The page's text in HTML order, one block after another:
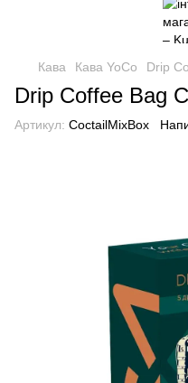
Кава Кава YoCo Drip
Drip Coffee Bag
Артикул: CoctailMixBox